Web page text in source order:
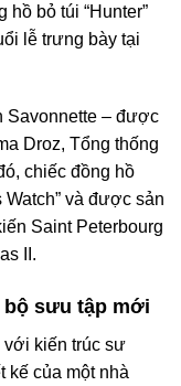
bỏ túi “Hunter”
lễ trưng bày tại
Savonnette – được
Droz, Tổng thống
chiếc đồng hồ
Watch” và được sản
Saint Peterbourg
II.
bộ sưu tập mới
với kiến trúc sư
kế của một nhà